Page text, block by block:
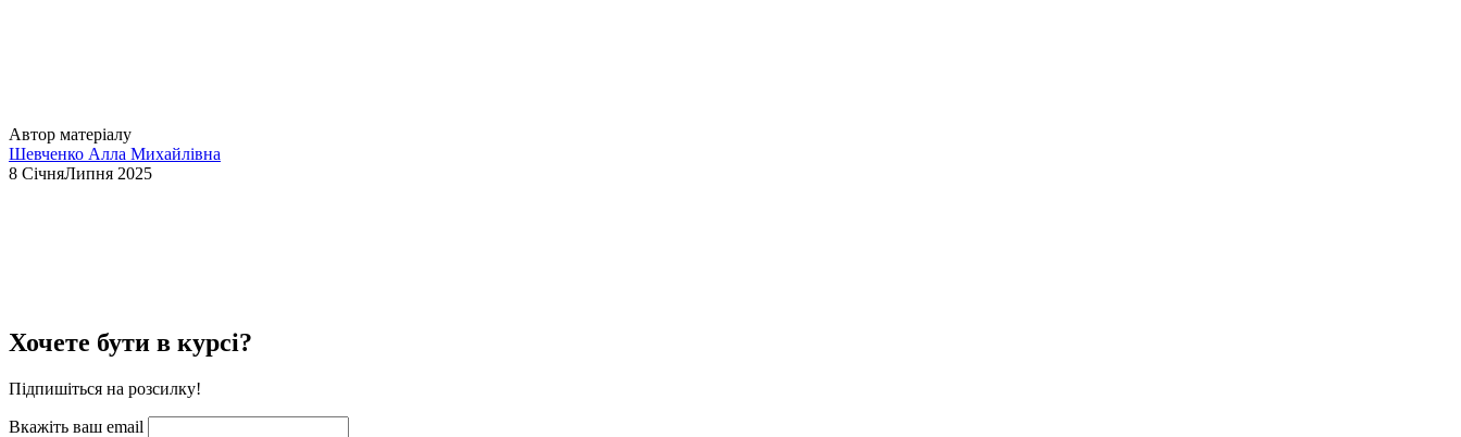
Автор матеріалу
Шевченко Алла Михайлівна
8 СічняЛипня 2025
Хочете бути в курсі?
Підпишіться на розсилку!
Вкажіть ваш email